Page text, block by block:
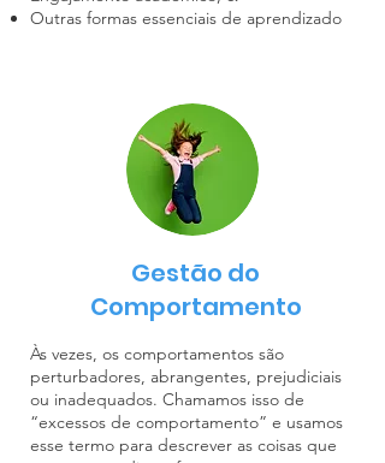
Outras formas essenciais de aprendizado
Gestão do
Comportamento
Às vezes, os comportamentos são
perturbadores, abrangentes, prejudiciais
ou inadequados. Chamamos isso de
“excessos de comportamento” e usamos
esse termo para descrever as coisas que